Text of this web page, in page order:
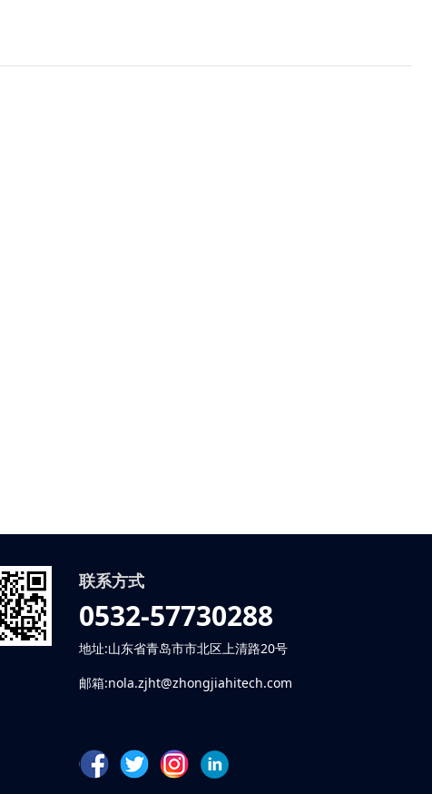
联系方式
0532-57730288
地址:山东省青岛市市北区上清路20号
邮箱:nola.zjht@zhongjiahitech.com